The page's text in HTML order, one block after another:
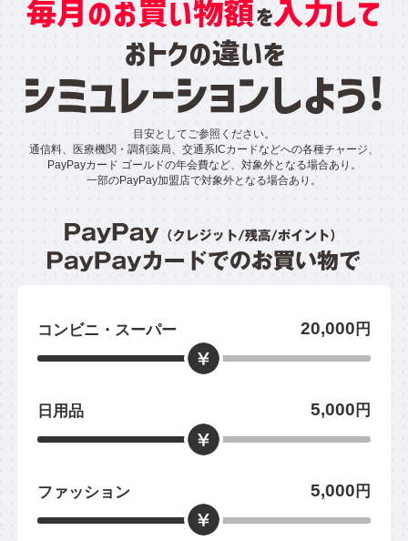
目安としてご参照ください。
通信料、医療機関・調剤薬局、交通系ICカードなどへの各種チャージ、
PayPayカード ゴールドの年会費など、対象外となる場合あり。
一部のPayPay加盟店で対象外となる場合あり。
コンビニ・スーパー 20,000 円
日用品 5,000 円
ファッション 5,000 円